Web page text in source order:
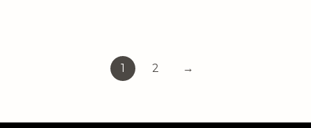
1 2 →